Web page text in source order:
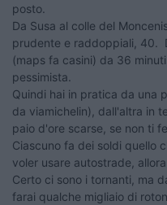
posto.
Da Susa al colle del
prudente e raddoppiali, 40.
(maps fa casini) da 36
pessimista.
Quindi hai in pratica da una
da viamichelin), dall'altra in
paio d'ore scarse, se non ti
Ciascuno fa dei soldi quello
voler usare autostrade,
Certo ci sono i tornanti, ma
farai qualche migliaio di